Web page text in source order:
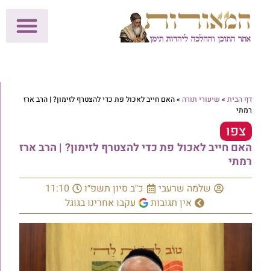
דף הבית » שיעורי תורה »האם חייב לאכול פת כדי להצטרף לזימון? | הרב ארז
רמתי
צפו
האם חייב לאכול פת כדי להצטרף לזימון? | הרב ארז
רמתי
שלמה שרעבי כ״ב סיון תשפ״ו
11:10
אין תגובות
עקבו אחרינו בגוגל